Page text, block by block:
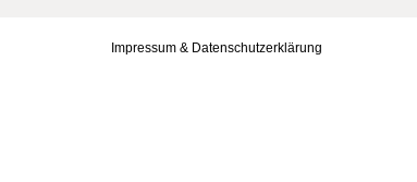
Impressum & Datenschutzerklärung